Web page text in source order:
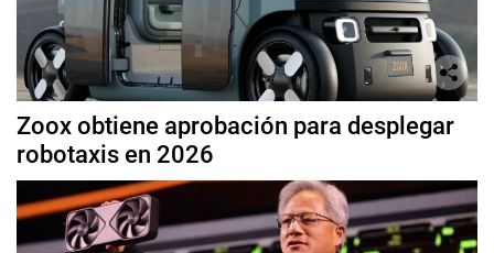
Zoox obtiene aprobación para desplegar
robotaxis en 2026